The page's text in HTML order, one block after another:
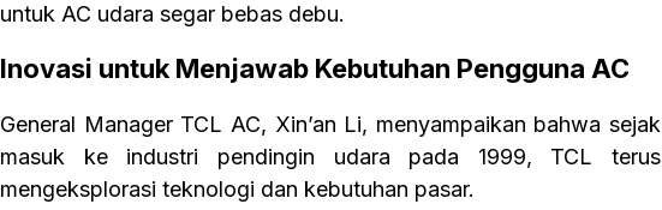
untuk AC udara segar bebas debu.
Inovasi untuk Menjawab Kebutuhan Pengguna AC
General Manager TCL AC, Xin’an Li, menyampaikan bahwa sejak
masuk ke industri pendingin udara pada 1999, TCL terus
mengeksplorasi teknologi dan kebutuhan pasar.